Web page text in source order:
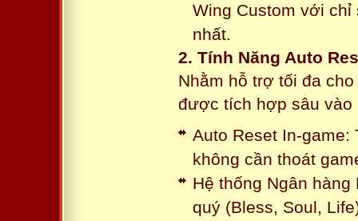
Wing Custom với
nhất.
2. Tính Năng Auto
Nhằm hỗ trợ tối đa
được tích hợp sâu vào
Auto Reset In-game:
không cần thoát
Hệ thống Ngân
quý (Bless, Soul,